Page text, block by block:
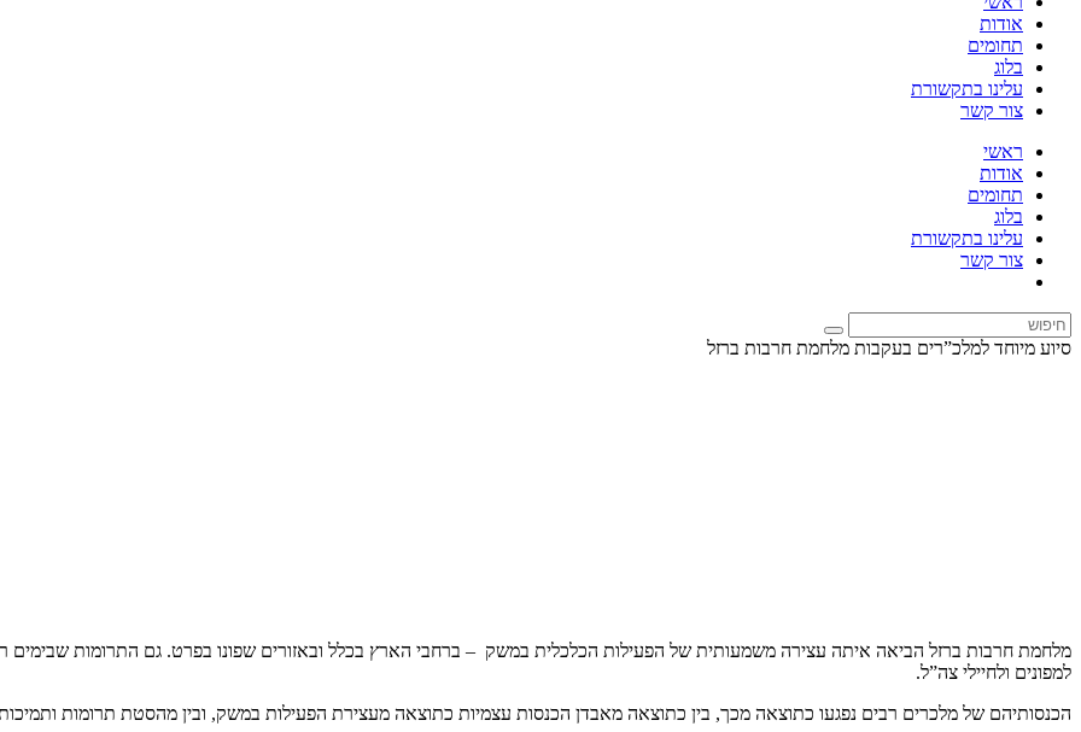
אודות
תחומים
בלוג
עלינו בתקשורת
צור קשר
ראשי
אודות
תחומים
בלוג
עלינו בתקשורת
צור קשר
סיוע מיוחד למלכ”רים בעקבות מלחמת חרבות ברזל
מלחמת חרבות ברזל הביאה איתה עצירה משמעותית של הפעילות הכלכלית במשק – ברחבי הארץ בכלל ובאזורים שפונו בפרט. גם התרומות שבימים
למפונים ולחיילי צה”ל.
הכנסותיהם של מלכרים רבים נפגעו כתוצאה מכך, בין כתוצאה מאבדן הכנסות עצמיות כתוצאה מעצירת הפעילות במשק, ובין מהסטת תרומות ותמיכות